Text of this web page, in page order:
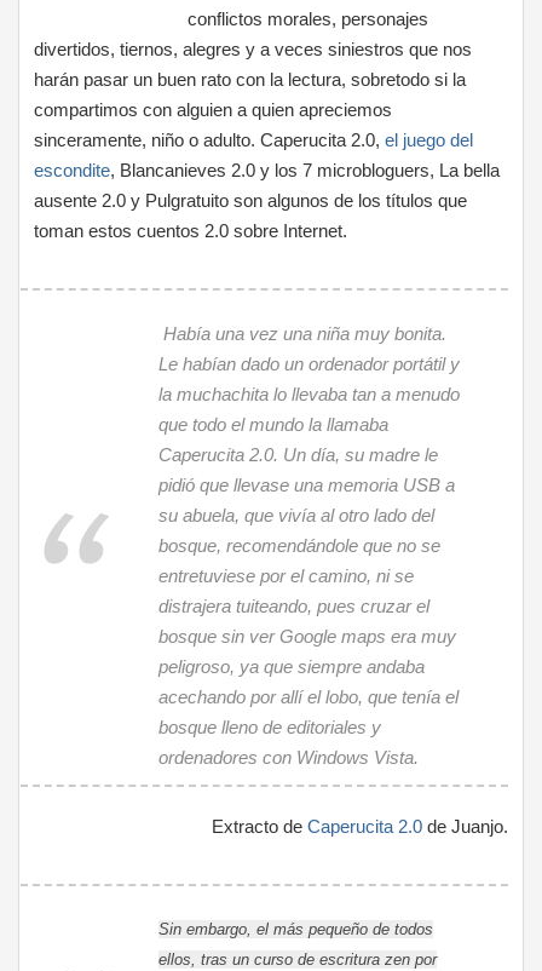
conflictos morales, personajes
divertidos, tiernos, alegres y a veces siniestros que nos
harán pasar un buen rato con la lectura, sobretodo si la
compartimos con alguien a quien apreciemos
sinceramente, niño o adulto. Caperucita 2.0,el juego del
escondite, Blancanieves 2.0 y los 7 microbloguers, La bella
ausente 2.0 y Pulgratuito son algunos de los títulos que
toman estos cuentos 2.0 sobre Internet.
Había una vez una niña muy bonita.
Le habían dado un ordenador portátil y
la muchachita lo llevaba tan a menudo
que todo el mundo la llamaba
Caperucita 2.0. Un día, su madre le
pidió que llevase una memoria USB a
su abuela, que vivía al otro lado del
bosque, recomendándole que no se
entretuviese por el camino, ni se
distrajera tuiteando, pues cruzar el
bosque sin ver Google maps era muy
peligroso, ya que siempre andaba
acechando por allí el lobo, que tenía el
bosque lleno de editoriales y
ordenadores con Windows Vista.
Extracto de Caperucita 2.0de Juanjo.
Sin embargo, el más pequeño de todos
ellos, tras un curso de escritura zen por